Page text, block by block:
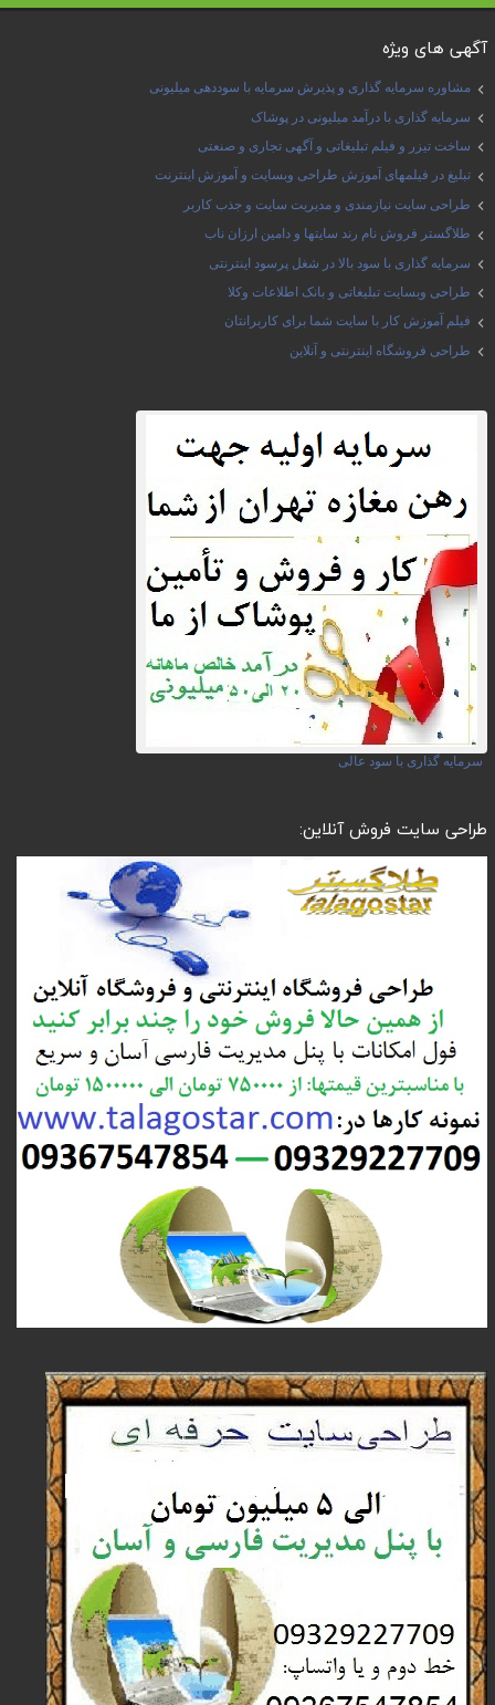
آگهی های ویژه
مشاوره سرمایه گذاری و پذیرش سرمایه با سوددهی میلیونی
سرمایه گذاری با درآمد میلیونی در پوشاک
ساخت تیزر و فیلم تبلیغاتی و آگهی تجاری و صنعتی
تبلیغ در فیلمهای آموزش طراحی وبسایت و آموزش اینترنت
طراحی سایت نیازمندی و مدیریت سایت و جذب کاربر
طلاگستر فروش نام رند سایتها و دامین ارزان ناب
سرمایه گذاری با سود بالا در شغل پرسود اینترنتی
طراحی وبسایت تبلیغاتی و بانک اطلاعات وکلا
فیلم آموزش کار با سایت شما برای کاربرانتان
طراحی فروشگاه اینترنتی و آنلاین
سرمایه گذاری با سود عالی
طراحی سایت فروش آنلاین: